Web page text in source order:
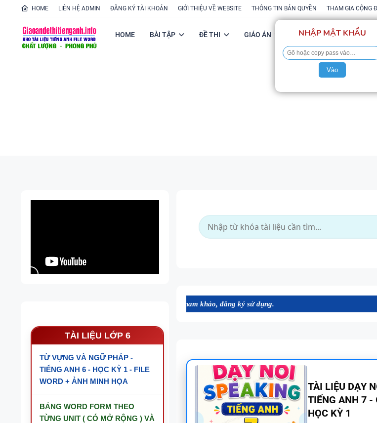
HOME LIÊN HỆ ADMIN ĐĂNG KÝ TÀI KHOẢN GIỚI THIỆU VỀ WEBSITE THÔNG TIN BẢN QUYỀN THAM GIA CỘNG
HOME BÀI TẬP ĐỀ THI GIÁO ÁN POWERPOINT
TÀI LIỆU LỚP 6
TỪ VỰNG VÀ NGỮ PHÁP -
TIẾNG ANH 6 - HỌC KỲ 1 - FILE
WORD + ẢNH MINH HỌA
BẢNG WORD FORM THEO
TỪNG UNIT ( CÓ MỞ RỘNG ) VÀ
tiện cho dạy và học tiếng Anh. Mời bạn tham khảo, đăng ký sử dụng.
BÀI TẬP
9 - GLOBAL
CÓ SCRIPT +
NHẬP MẬT KHẨU
Vào